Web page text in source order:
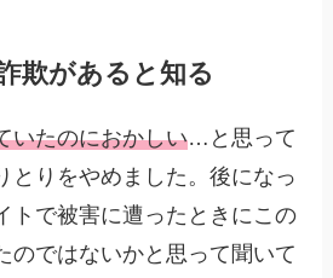
欺があると知る
いたのにおかしい…と思って
とりをやめました。後になっ
トで被害に遭ったときにこの
のではないかと思って聞いて